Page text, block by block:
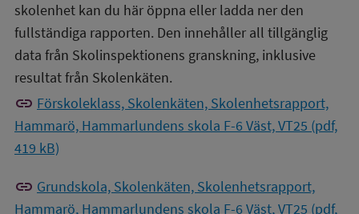
skolenhet kan du här öppna eller ladda ner den
fullständiga rapporten. Den innehåller all tillgänglig
data från Skolinspektionens granskning, inklusive
resultat från Skolenkäten.
link Förskoleklass, Skolenkäten, Skolenhetsrapport,
Hammarö, Hammarlundens skola F-6 Väst, VT25 (pdf,
419 kB)
link Grundskola, Skolenkäten, Skolenhetsrapport,
Hammarö, Hammarlundens skola F-6 Väst, VT25 (pdf,